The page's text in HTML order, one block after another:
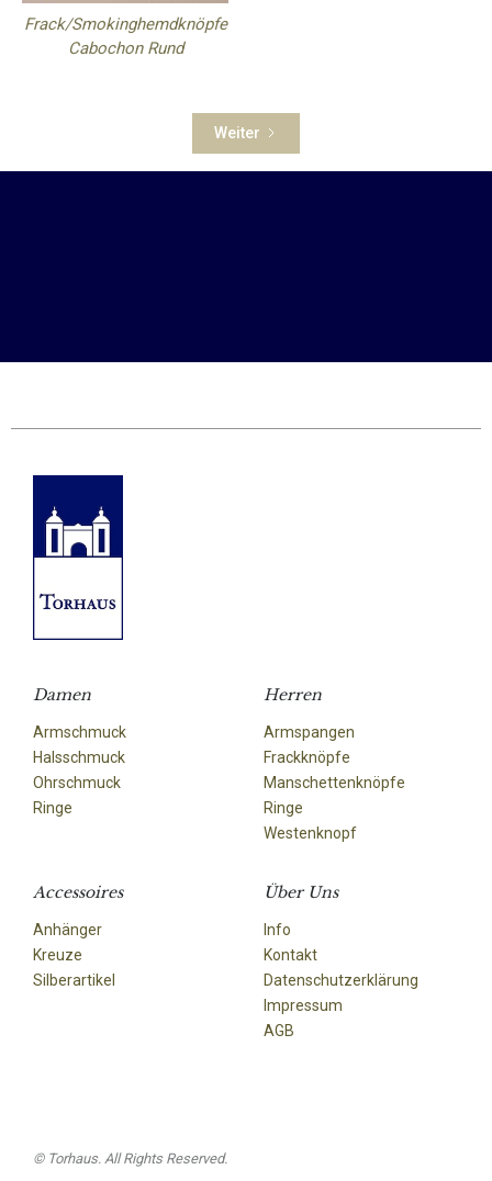
Frack/Smokinghemdknöpfe
Cabochon Rund
Weiter
Damen
Armschmuck
Halsschmuck
Ohrschmuck
Ringe
Herren
Armspangen
Frackknöpfe
Manschettenknöpfe
Ringe
Westenknopf
Accessoires
Anhänger
Kreuze
Silberartikel
Über Uns
Info
Kontakt
Datenschutzerklärung
Impressum
AGB
© Torhaus. All Rights Reserved.